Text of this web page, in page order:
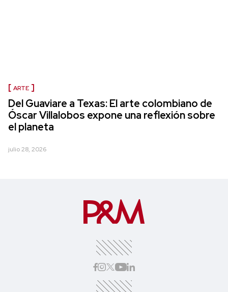
ARTE
Del Guaviare a Texas: El arte colombiano de
Óscar Villalobos expone una reflexión sobre
el planeta
julio 28, 2026